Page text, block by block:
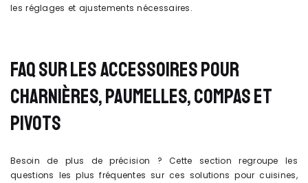
les réglages et ajustements nécessaires.
FAQ SUR LES ACCESSOIRES POUR
CHARNIÈRES, PAUMELLES, COMPAS ET
PIVOTS
Besoin de plus de précision ? Cette section regroupe les
questions les plus fréquentes sur ces solutions pour cuisines,